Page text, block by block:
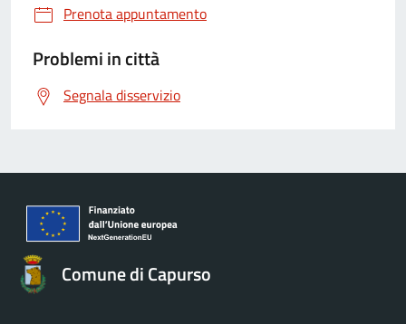
Prenota appuntamento
Problemi in città
Segnala disservizio
Comune di Capurso